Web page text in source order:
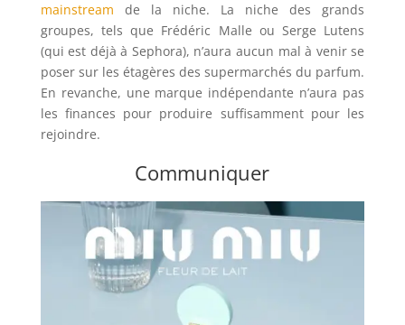
mainstream de la niche. La niche des grands
groupes, tels que Frédéric Malle ou Serge Lutens
(qui est déjà à Sephora), n’aura aucun mal à venir se
poser sur les étagères des supermarchés du parfum.
En revanche, une marque indépendante n’aura pas
les finances pour produire suffisamment pour les
rejoindre.
Communiquer